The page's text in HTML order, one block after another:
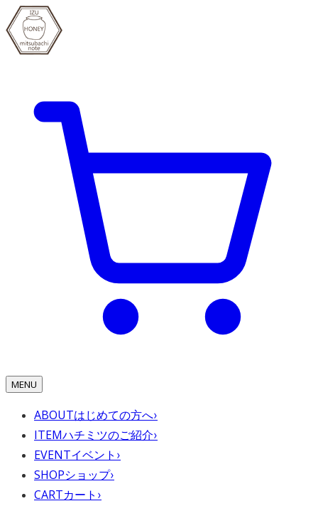
MENU
ABOUTはじめての方へ›
ITEMハチミツのご紹介›
EVENTイベント ›
SHOPショップ›
CARTカート ›